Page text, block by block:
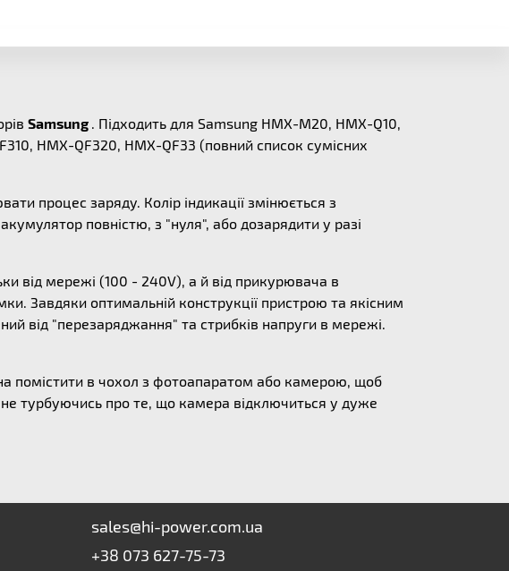
Samsung . Підходить для Samsung HMX-M20, HMX-Q10,
HMX-QF320, HMX-QF33 (повний список сумісних
процес заряду. Колір індикації змінюється з
повністю, з "нуля", або дозарядити у разі
від мережі (100 - 240V), а й від прикурювача в
Завдяки оптимальній конструкції пристрою та якісним
від "перезаряджання" та стрибків напруги в мережі.
помістити в чохол з фотоапаратом або камерою, щоб
турбуючись про те, що камера відключиться у дуже
sales@hi-power.com.ua
+38 073 627-75-73